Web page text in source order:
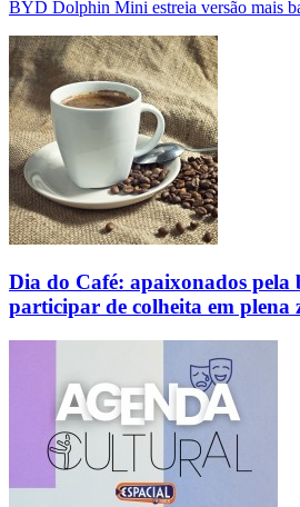
BYD Dolphin Mini estreia versão mais
Dia do Café: apaixonados pela
participar de colheita em plena